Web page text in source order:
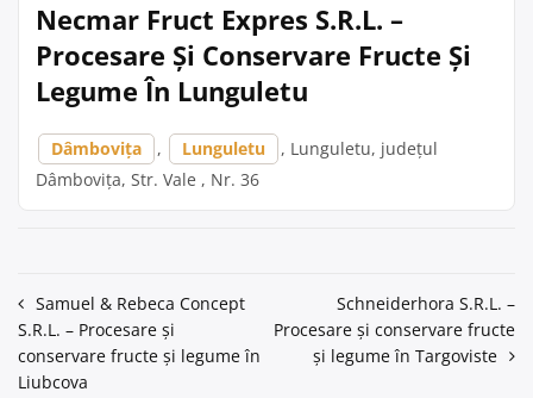
Necmar Fruct Expres S.R.L. –
Procesare Și Conservare Fructe Și
Legume În Lunguletu
Dâmbovița , Lunguletu
, Lunguletu, județul
Dâmbovița, Str. Vale , Nr. 36
Navigare
în
articole
Samuel & Rebeca Concept
S.R.L. – Procesare și
conservare fructe și legume în
Liubcova
Schneiderhora S.R.L. –
Procesare și conservare fructe
și legume în Targoviste